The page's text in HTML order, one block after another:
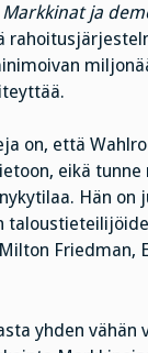
Markkinat ja
on, että
eikä tunne
Hän on
Friedman,
yhden vähän